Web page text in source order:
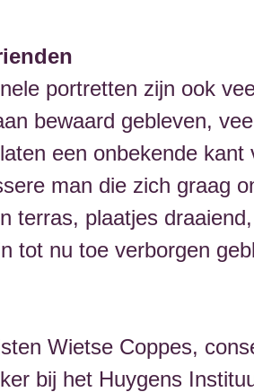
portretten zijn ook
bewaard gebleven,
een onbekende
man die zich graag
terras, plaatjes
tot nu toe verborgen
Wietse Coppes,
bij het Huygens